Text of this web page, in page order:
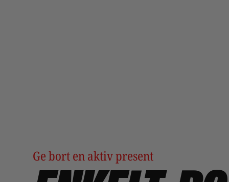
Ge bort en aktiv present